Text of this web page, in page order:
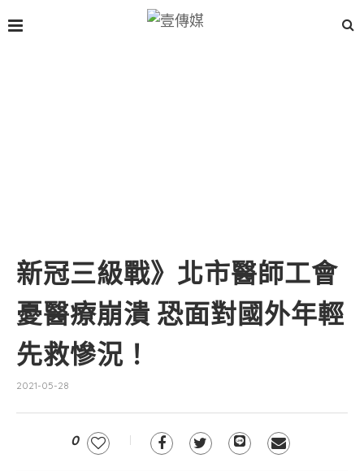
新冠三級戰》北市醫師工會
憂醫療崩潰 恐面對國外年輕
先救慘況！
2021-05-28
0